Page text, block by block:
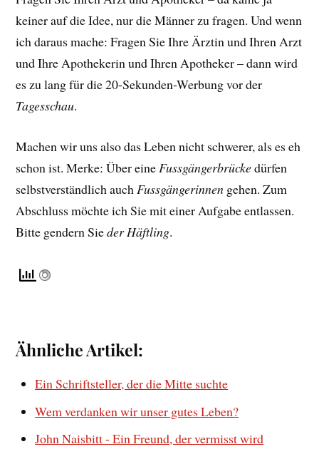
keiner auf die Idee, nur die Männer zu fragen. Und wenn
ich daraus mache: Fragen Sie Ihre Ärztin und Ihren Arzt
und Ihre Apothekerin und Ihren Apotheker – dann wird
es zu lang für die 20-Sekunden-Werbung vor der
Tagesschau.
Machen wir uns also das Leben nicht schwerer, als es eh
schon ist. Merke: Über eineFussgängerbrückedürfen
selbstverständlich auchFussgängerinnen gehen. Zum
Abschluss möchte ich Sie mit einer Aufgabe entlassen.
Bitte gendern Sieder Häftling.
Ähnliche Artikel:
Ein Schriftsteller, der die Mitte suchte
Wem verdanken wir unser gutes Leben?
John Naisbitt - Ein Freund, der vermisst wird